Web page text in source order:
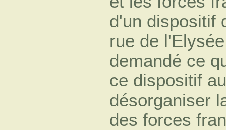
d'un dispositif
rue de
demandé ce
ce dispositif
désorganiser
des forces